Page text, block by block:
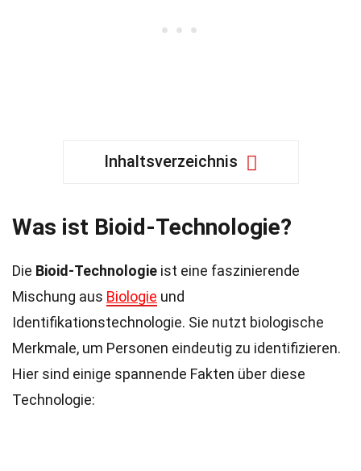
Inhaltsverzeichnis
Was ist Bioid-Technologie?
Die Bioid-Technologie ist eine faszinierende
Mischung aus Biologie und
Identifikationstechnologie. Sie nutzt biologische
Merkmale, um Personen eindeutig zu identifizieren.
Hier sind einige spannende Fakten über diese
Technologie: